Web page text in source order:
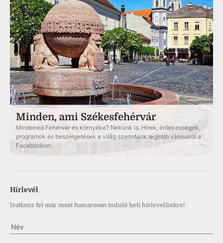
Minden, ami Székesfehérvár
Mindened Fehérvár és környéke? Nekünk is. Hírek, érdekességek,
programok és beszélgetések a világ szerintünk legjobb városáról a
Facebookon.
Hírlevél
Iratkozz fel már most hamarosan induló heti hírlevelünkre!